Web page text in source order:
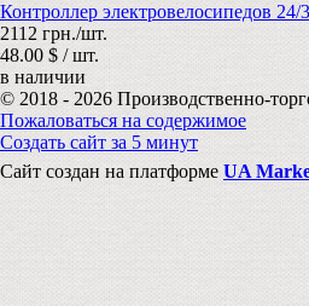
Контроллер электровелосипедов
2112 грн./шт.
48.00 $ / шт.
в наличии
© 2018 - 2026 Производственно-
Пожаловаться на содержимое
Создать сайт за 5 минут
Сайт создан на платформе UA